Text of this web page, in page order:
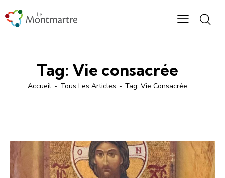
Tag: Vie consacrée
Accueil Tous Les Articles Tag: Vie Consacrée